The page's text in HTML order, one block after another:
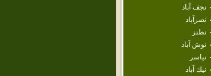
نجف آباد
نصرآباد
نطنز
نوش آباد
نياسر
نيك آباد